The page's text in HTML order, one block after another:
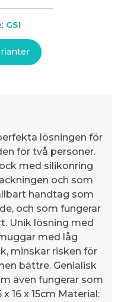
GSI
lösningen för
för två personer.
med silikonring
och som
handtag som
och som fungerar
Unik lösning med
med låg
minskar risken för
bättre. Genialisk
även fungerar som
16 x 15cm Material: